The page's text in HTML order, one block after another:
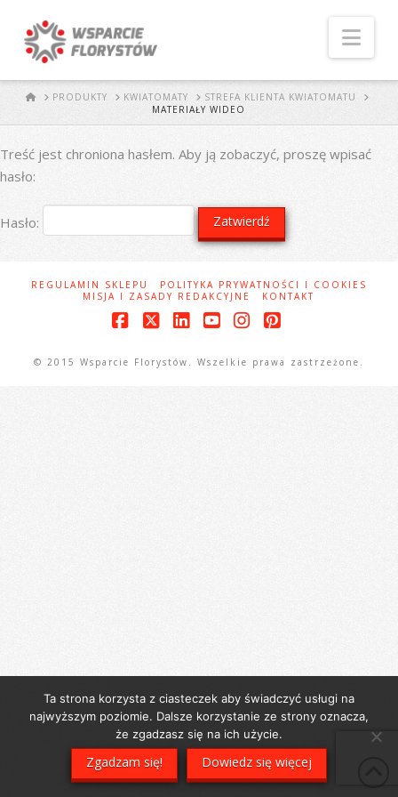
STARTPRODUKTY KWIATOMATY
STREFA KLIENTA KWIATOMATU
MATERIAŁY WIDEO
Treść jest chroniona hasłem. Aby ją zobaczyć, proszę wpisać
hasło:
Hasło:
REGULAMIN SKLEPU
POLITYKA PRYWATNOŚCI I COOKIES
MISJA I ZASADY REDAKCYJNE
KONTAKT
Facebook
X
© 2015 Wsparcie Florystów. Wszelkie prawa zastrzeżone.
Ta strona korzysta z ciasteczek aby świadczyć usługi na
najwyższym poziomie. Dalsze korzystanie ze strony oznacza,
że zgadzasz się na ich użycie.
Zgadzam się! Dowiedz się więcej